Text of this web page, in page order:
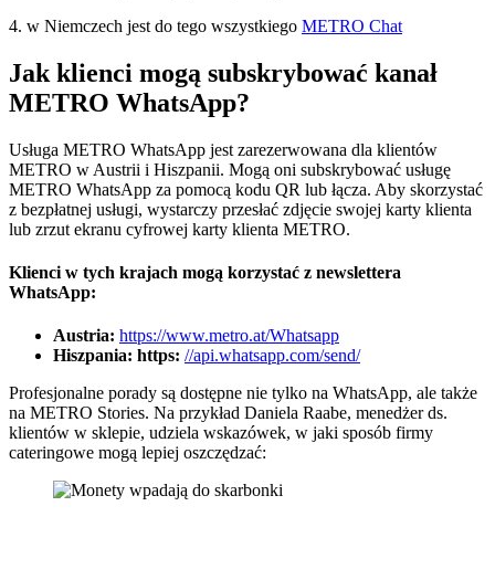
4. w Niemczech jest do tego wszystkiego METRO Chat
Jak klienci mogą subskrybować kanał
METRO WhatsApp?
Usługa METRO WhatsApp jest zarezerwowana dla klientów
METRO w Austrii i Hiszpanii. Mogą oni subskrybować usługę
METRO WhatsApp za pomocą kodu QR lub łącza. Aby skorzystać
z bezpłatnej usługi, wystarczy przesłać zdjęcie swojej karty klienta
lub zrzut ekranu cyfrowej karty klienta METRO.
Klienci w tych krajach mogą korzystać z newslettera
WhatsApp:
Austria: https://www.metro.at/Whatsapp
Hiszpania: https: //api.whatsapp.com/send/
Profesjonalne porady są dostępne nie tylko na WhatsApp, ale także
na METRO Stories. Na przykład Daniela Raabe, menedżer ds.
klientów w sklepie, udziela wskazówek, w jaki sposób firmy
cateringowe mogą lepiej oszczędzać: